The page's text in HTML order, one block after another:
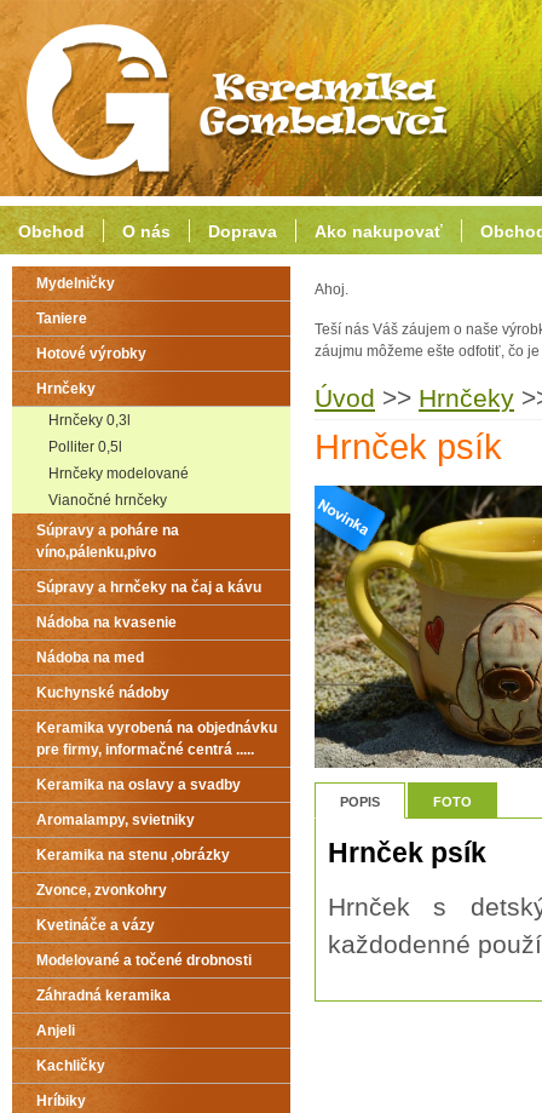
Ahoj.
Teší nás Váš záujem o naše
záujmu môžeme ešte odfotiť, čo
Úvod >> Hrnčeky
Hrnček psík
POPIS FOTO
Hrnček psík
Hrnček s
každodenné
Mydelničky
Taniere
Hotové výrobky
Hrnčeky
Hrnčeky 0,3l
Polliter 0,5l
Hrnčeky modelované
Vianočné hrnčeky
Súpravy a poháre na
víno,pálenku,pivo
Súpravy a hrnčeky na čaj a kávu
Nádoba na kvasenie
Nádoba na med
Kuchynské nádoby
Keramika vyrobená na objednávku
pre firmy, informačné centrá .....
Keramika na oslavy a svadby
Aromalampy, svietniky
Keramika na stenu ,obrázky
Zvonce, zvonkohry
Kvetináče a vázy
Modelované a točené drobnosti
Záhradná keramika
Anjeli
Kachličky
Hríbiky
Obchod O nás Doprava Ako nakupovať